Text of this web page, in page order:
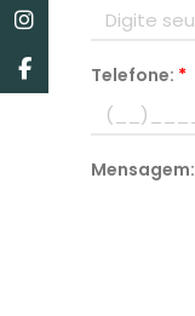
Telefone: *
Mensagem: